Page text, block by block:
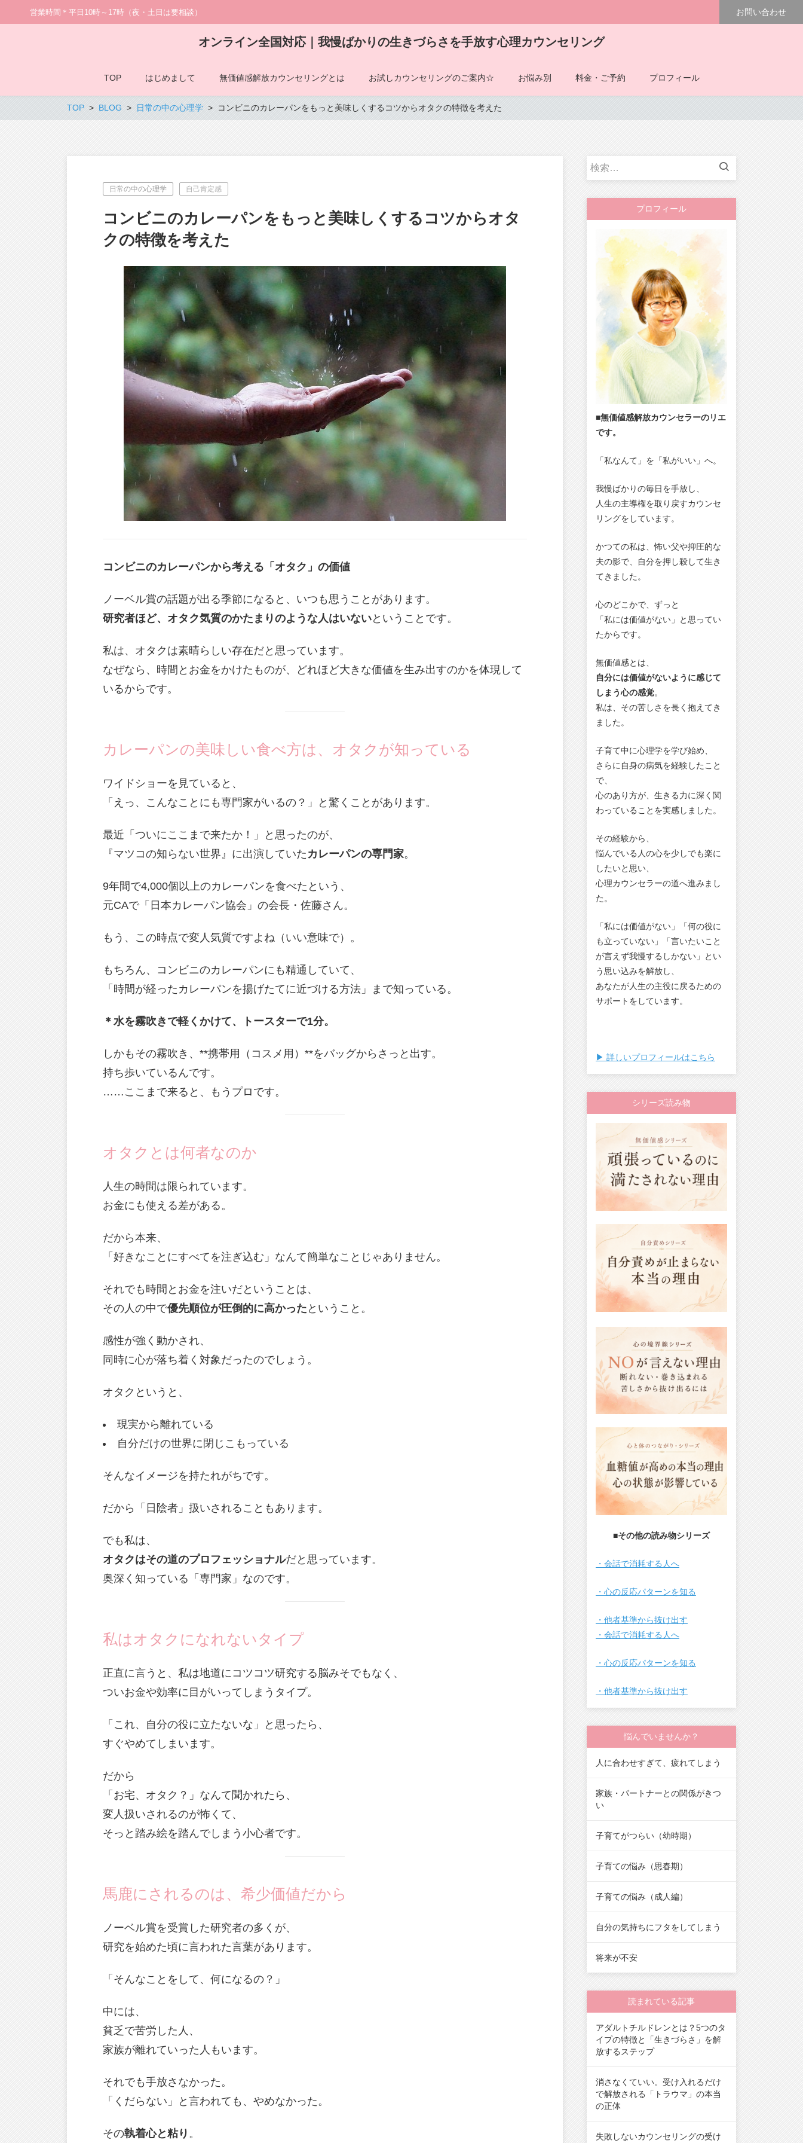
営業時間＊平日10時～17時（夜・土日は要相談） お問い合わせ
オンライン全国対応｜我慢ばかりの生きづらさを手放す心理カウンセリング
TOP はじめまして 無価値感解放カウンセリングとは お試しカウンセリングのご案内☆ お悩み別 料金・ご予約 プロフィール
TOP BLOG 日常の中の心理学 コンビニのカレーパンをもっと美味しくするコツからオタクの特徴を考えた
日常の中の心理学 自己肯定感
コンビニのカレーパンをもっと美味しくするコツからオタ
クの特徴を考えた
コンビニのカレーパンから考える「オタク」の価値
ノーベル賞の話題が出る季節になると、いつも思うことがあります。
研究者ほど、オタク気質のかたまりのような人はいないということです。
私は、オタクは素晴らしい存在だと思っています。
なぜなら、時間とお金をかけたものが、どれほど大きな価値を生み出すのかを体現して
いるからです。
カレーパンの美味しい食べ方は、オタクが知っている
ワイドショーを見ていると、
「えっ、こんなことにも専門家がいるの？」と驚くことがあります。
最近「ついにここまで来たか！」と思ったのが、
『マツコの知らない世界』に出演していた カレーパンの専門家。
9年間で4,000個以上のカレーパンを食べたという、
元CAで「日本カレーパン協会」の会長・佐藤さん。
もう、この時点で変人気質ですよね（いい意味で）。
もちろん、コンビニのカレーパンにも精通していて、
「時間が経ったカレーパンを揚げたてに近づける方法」まで知っている。
＊水を霧吹きで軽くかけて、トースターで1分。
しかもその霧吹き、**携帯用（コスメ用）**をバッグからさっと出す。
持ち歩いているんです。
……ここまで来ると、もうプロです。
オタクとは何者なのか
人生の時間は限られています。
お金にも使える差がある。
だから本来、
「好きなことにすべてを注ぎ込む」なんて簡単なことじゃありません。
それでも時間とお金を注いだということは、
その人の中で優先順位が圧倒的に高かった ということ。
感性が強く動かされ、
同時に心が落ち着く対象だったのでしょう。
オタクというと、
現実から離れている
自分だけの世界に閉じこもっている
そんなイメージを持たれがちです。
だから「日陰者」扱いされることもあります。
でも私は、
オタクはその道のプロフェッショナルだと思っています。
奥深く知っている「専門家」なのです。
私はオタクになれないタイプ
正直に言うと、私は地道にコツコツ研究する脳みそでもなく、
ついお金や効率に目がいってしまうタイプ。
「これ、自分の役に立たないな」と思ったら、
すぐやめてしまいます。
だから
「お宅、オタク？」なんて聞かれたら、
変人扱いされるのが怖くて、
そっと踏み絵を踏んでしまう小心者です。
馬鹿にされるのは、希少価値だから
ノーベル賞を受賞した研究者の多くが、
研究を始めた頃に言われた言葉があります。
「そんなことをして、何になるの？」
中には、
貧乏で苦労した人、
家族が離れていった人もいます。
それでも手放さなかった。
「くだらない」と言われても、やめなかった。
その執着心と粘り 。
検
プロフィール
■無価値感解放カウンセラーのリエ
です。
「私なんて」を「私がいい」へ。
我慢ばかりの毎日を手放し、
人生の主導権を取り戻すカウンセ
リングをしています。
かつての私は、怖い父や抑圧的な
夫の影で、自分を押し殺して生き
てきました。
心のどこかで、ずっと
「私には価値がない」と思ってい
たからです。
無価値感とは、
自分には価値がないように感じて
しまう心の感覚。
私は、その苦しさを長く抱えてき
ました。
子育て中に心理学を学び始め、
さらに自身の病気を経験したこと
で、
心のあり方が、生きる力に深く関
わっていることを実感しました。
その経験から、
悩んでいる人の心を少しでも楽に
したいと思い、
心理カウンセラーの道へ進みまし
た。
「私には価値がない」「何の役に
も立っていない」「言いたいこと
が言えず我慢するしかない」とい
う思い込みを解放し、
あなたが人生の主役に戻るための
サポートをしています。
▶︎ 詳しいプロフィールはこちら
シリーズ読み物
■その他の読み物シリーズ
・会話で消耗する人へ
・心の反応パターンを知る
・他者基準から抜け出す
・会話で消耗する人へ
・心の反応パターンを知る
・他者基準から抜け出す
悩んでいませんか？
人に合わせすぎて、疲れてしまう
家族・パートナーとの関係がきつ
い
子育てがつらい（幼時期）
子育ての悩み（思春期）
子育ての悩み（成人編）
自分の気持ちにフタをしてしまう
将来が不安
読まれている記事
アダルトチルドレンとは？5つのタ
イプの特徴と「生きづらさ」を解
放するステップ
消さなくていい。受け入れるだけ
で解放される「トラウマ」の本当
の正体
失敗しないカウンセリングの受け